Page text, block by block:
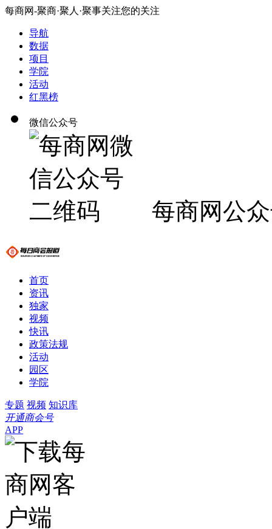
每商网-聚商·聚人·聚事关注您的关注
导航
数据
项目
学院
活动
红黑榜
微信公众号
每商网公
首页
资讯
独家
视频
快讯
政策法规
活动
园区
学院
专题 视频 知识库
开通商会号
APP